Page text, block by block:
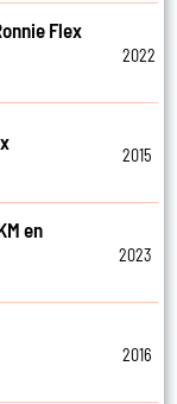
Flex
2022
2015
en
2023
2016